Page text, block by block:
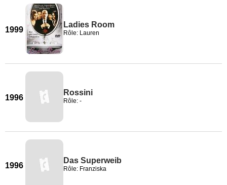
1999
Ladies Room
Rôle: Lauren
1996
Rossini
Rôle: -
1996
Das Superweib
Rôle: Franziska